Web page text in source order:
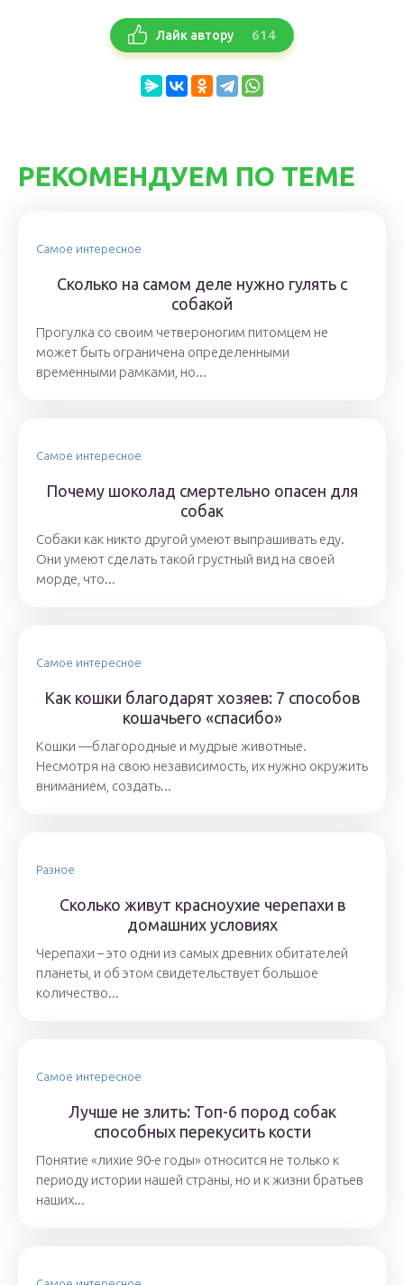
Лайк автору 614
РЕКОМЕНДУЕМ ПО ТЕМЕ
Самое интересное
Сколько на самом деле нужно гулять с
собакой
Прогулка со своим четвероногим питомцем не
может быть ограничена определенными
временными рамками, но...
Самое интересное
Почему шоколад смертельно опасен для
собак
Собаки как никто другой умеют выпрашивать еду.
Они умеют сделать такой грустный вид на своей
морде, что...
Самое интересное
Как кошки благодарят хозяев: 7 способов
кошачьего «спасибо»
Кошки —благородные и мудрые животные.
Несмотря на свою независимость, их нужно окружить
вниманием, создать...
Разное
Сколько живут красноухие черепахи в
домашних условиях
Черепахи – это одни из самых древних обитателей
планеты, и об этом свидетельствует большое
количество...
Самое интересное
Лучше не злить: Топ-6 пород собак
способных перекусить кости
Понятие «лихие 90-е годы» относится не только к
периоду истории нашей страны, но и к жизни братьев
наших...